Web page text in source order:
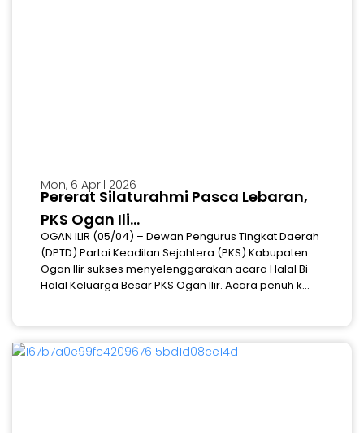
Mon, 6 April 2026
Pererat Silaturahmi Pasca Lebaran,
PKS Ogan Ili...
OGAN ILIR (05/04) – Dewan Pengurus Tingkat Daerah
(DPTD) Partai Keadilan Sejahtera (PKS) Kabupaten
Ogan Ilir sukses menyelenggarakan acara Halal Bi
Halal Keluarga Besar PKS Ogan Ilir. Acara penuh k...